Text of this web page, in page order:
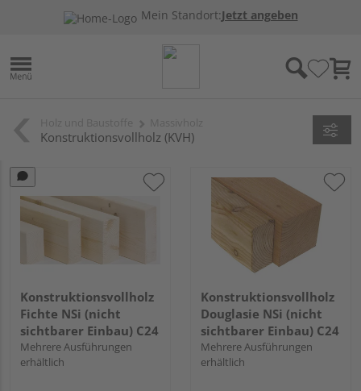
Mein Standort:Jetzt angeben
Konstruktionsvollholz (KVH)
Konstruktionsvollholz
Fichte NSi (nicht
sichtbarer Einbau) C24
Mehrere Ausführungen
erhältlich
Konstruktionsvollholz
Douglasie NSi (nicht
sichtbarer Einbau) C24
Mehrere Ausführungen
erhältlich